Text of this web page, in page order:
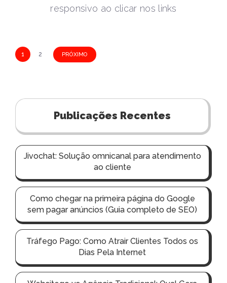
responsivo ao clicar nos links
N
e
a
ç
o
p
r
o
s
1 2 PRÓXIMO
Publicações Recentes
Jivochat: Solução omnicanal para atendimento
ao cliente
Como chegar na primeira página do Google
sem pagar anúncios (Guia completo de SEO)
Tráfego Pago: Como Atrair Clientes Todos os
Dias Pela Internet